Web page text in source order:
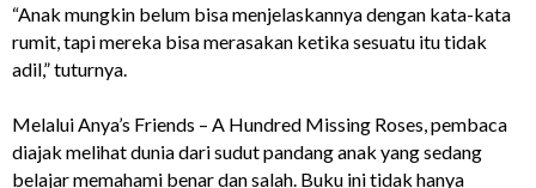
“Anak mungkin belum bisa menjelaskannya dengan kata-kata
rumit, tapi mereka bisa merasakan ketika sesuatu itu tidak
adil,” tuturnya.
Melalui Anya’s Friends – A Hundred Missing Roses, pembaca
diajak melihat dunia dari sudut pandang anak yang sedang
belajar memahami benar dan salah. Buku ini tidak hanya